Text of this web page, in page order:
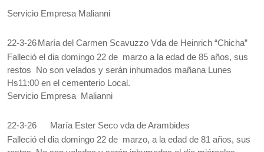
Servicio Empresa Malianni
22-3-26 María del Carmen Scavuzzo Vda de Heinrich “Chicha”
Falleció el dia domingo 22 de marzo a la edad de 85 años, sus
restos No son velados y serán inhumados mañana Lunes
Hs11:00 en el cementerio Local.
Servicio Empresa Malianni
22-3-26
María Ester Seco vda de Arambides
Falleció el dia domingo 22 de marzo, a la edad de 81 años, sus